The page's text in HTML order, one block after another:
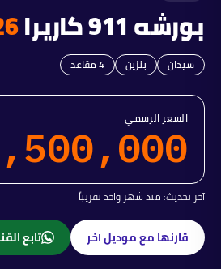
بورشه911 كاريرا
سيدان بنزين 4مقاعد
السعر الرسمي
آخر تحديث:منذ شهر واحد تقريباً
قارنها مع موديل آخر تابع